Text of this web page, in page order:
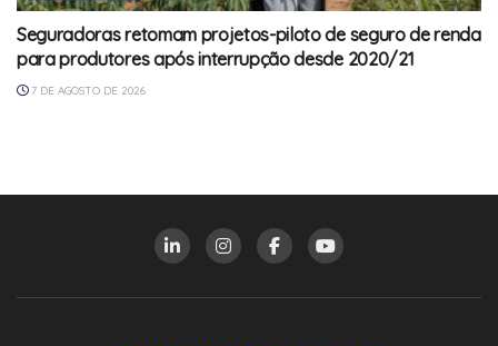
Seguradoras retomam projetos-piloto de seguro de renda
para produtores após interrupção desde 2020/21
7 DE AGOSTO DE 2026